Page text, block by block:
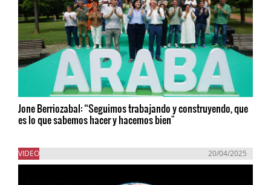
Jone Berriozabal: “Seguimos trabajando y construyendo, que
es lo que sabemos hacer y hacemos bien"
VIDEO 20/04/2025